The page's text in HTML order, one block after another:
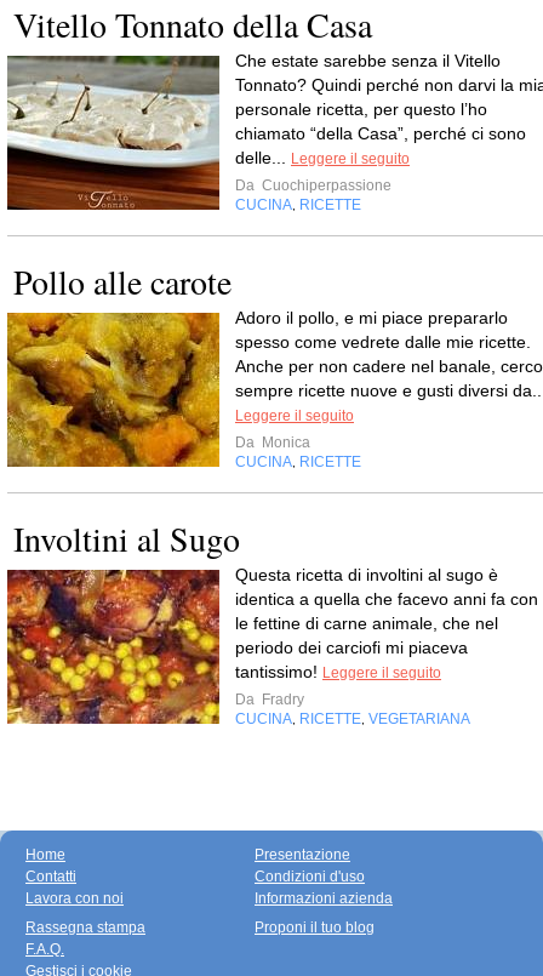
Vitello Tonnato della Casa
Che estate sarebbe senza il Vitello
Tonnato? Quindi perché non darvi la
personale ricetta, per questo l’ho
chiamato “della Casa”, perché ci sono
delle... Leggere il seguito
Da Cuochiperpassione
CUCINA, RICETTE
Pollo alle carote
Adoro il pollo, e mi piace prepararlo
spesso come vedrete dalle mie ricette.
Anche per non cadere nel banale, cerco
sempre ricette nuove e gusti diversi
Leggere il seguito
Da Monica
CUCINA, RICETTE
Involtini al Sugo
Questa ricetta di involtini al sugo è
identica a quella che facevo anni fa con
le fettine di carne animale, che nel
periodo dei carciofi mi piaceva
tantissimo! Leggere il seguito
Da Fradry
CUCINA, RICETTE, VEGETARIANA
Home
Contatti
Lavora con noi
Presentazione
Condizioni d'uso
Informazioni azienda
Rassegna stampa
F.A.Q.
Gestisci i cookie
Proponi il tuo blog